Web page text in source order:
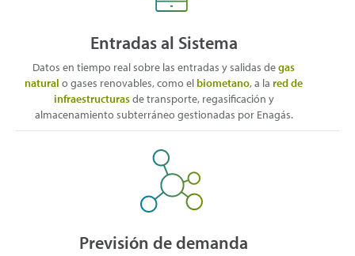
Entradas al Sistema
Datos en tiempo real sobre las entradas y salidas degas
natural o gases renovables, como elbiometano, a la red de
infraestructurasde transporte, regasificación y
almacenamiento subterráneo gestionadas por Enagás.
Previsión de demanda